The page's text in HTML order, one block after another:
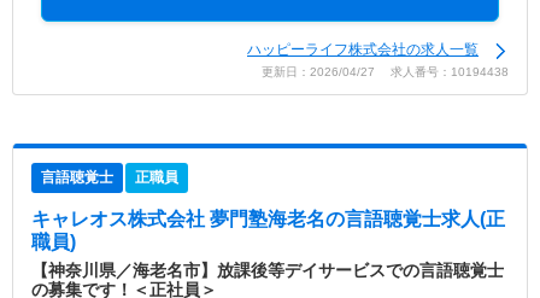
ハッピーライフ株式会社の求人一覧
更新日：2026/04/27 求人番号：10194438
言語聴覚士 正職員
キャレオス株式会社 夢門塾海老名の言語聴覚士求人(正
職員)
【神奈川県／海老名市】放課後等デイサービスでの言語聴覚士
の募集です！＜正社員＞